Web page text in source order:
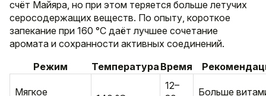
счёт Майяра, но при этом теряется больше летучих
серосодержащих веществ. По опыту, короткое
запекание при 160 °C даёт лучшее сочетание
аромата и сохранности активных соединений.
Режим
Температура Время
Мягкое
12–
Больше